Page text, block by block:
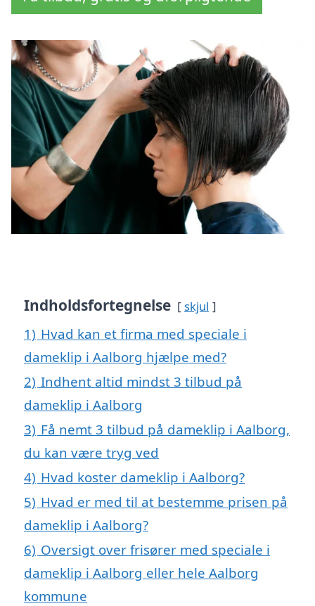
Indholdsfortegnelse skjul
1) Hvad kan et firma med speciale i
dameklip i Aalborg hjælpe med?
2) Indhent altid mindst 3 tilbud på
dameklip i Aalborg
3) Få nemt 3 tilbud på dameklip i Aalborg,
du kan være tryg ved
4) Hvad koster dameklip i Aalborg?
5) Hvad er med til at bestemme prisen på
dameklip i Aalborg?
6) Oversigt over frisører med speciale i
dameklip i Aalborg eller hele Aalborg
kommune